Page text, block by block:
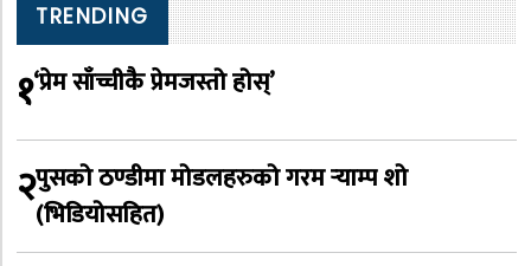
TRENDING
१‘प्रेम साँच्चीकै प्रेमजस्तो होस्’
२पुसको ठण्डीमा मोडलहरुको गरम र्‍याम्प शो
(भिडियोसहित)